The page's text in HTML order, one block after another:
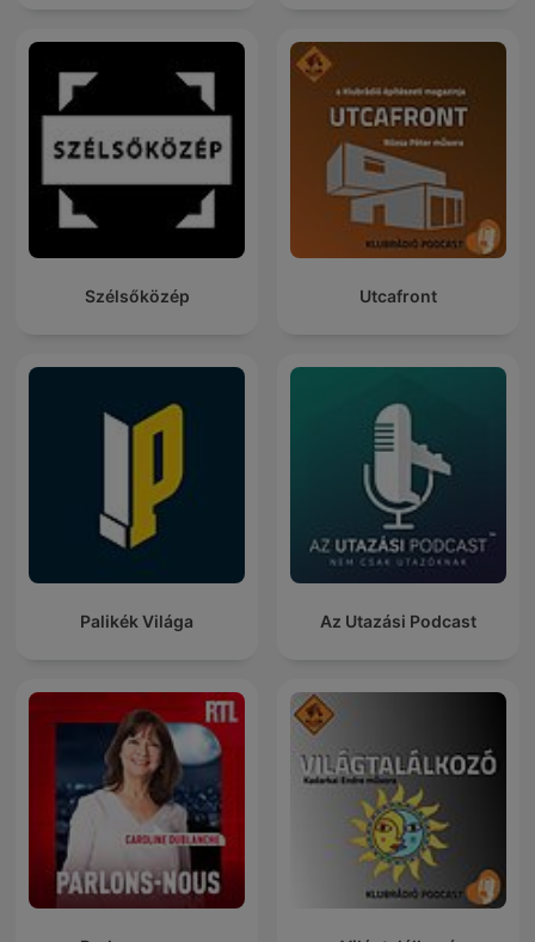
Szélsőközép Utcafront
Palikék Világa Az Utazási Podcast